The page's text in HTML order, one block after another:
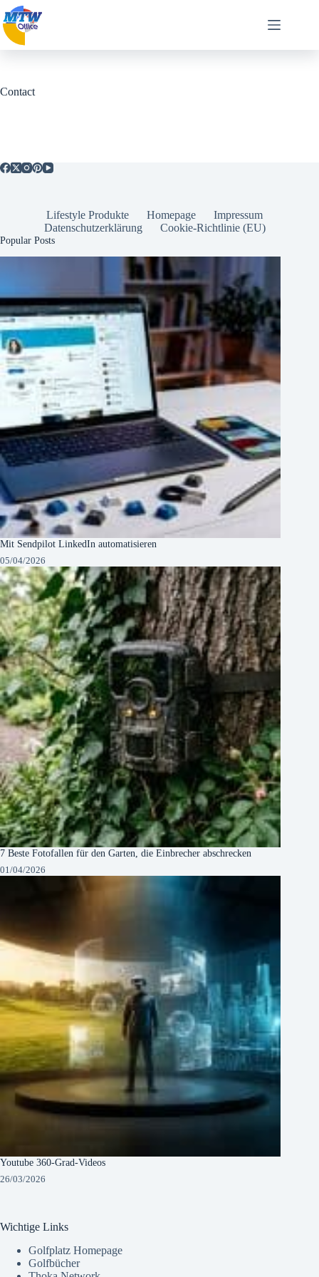
Zum
Inhalt
springen
Contact
Lifestyle Produkte Homepage
Impressum
Datenschutzerklärung
Cookie-Richtlinie (EU)
Popular Posts
Mit Sendpilot LinkedIn automatisieren
05/04/2026
7 Beste Fotofallen für den Garten, die Einbrecher abschrecken
01/04/2026
Youtube 360-Grad-Videos
26/03/2026
Wichtige Links
Golfplatz Homepage
Golfbücher